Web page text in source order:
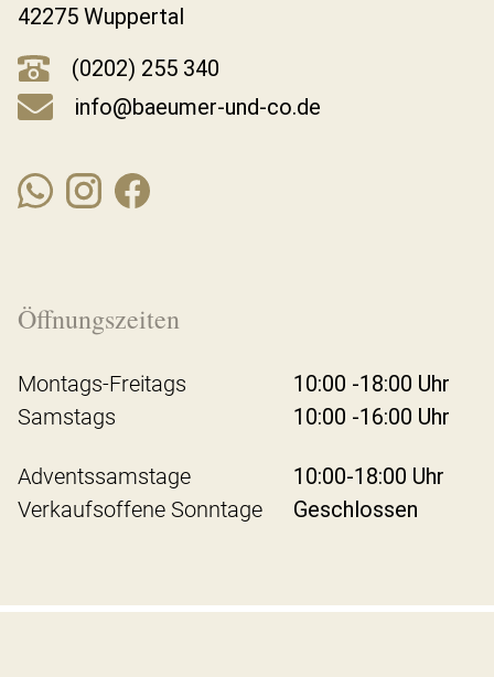
42275 Wuppertal
(0202) 255 340
info@baeumer-und-co.de
Öffnungszeiten
Montags-Freitags
10:00 -18:00 Uhr
Samstags
10:00 -16:00 Uhr
Adventssamstage
10:00-18:00 Uhr
Verkaufsoffene Sonntage
Geschlossen